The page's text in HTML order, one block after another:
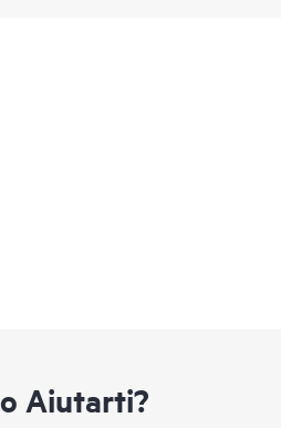
dalla batteria HPE Smart
Storage supporta più
Aiutarti?